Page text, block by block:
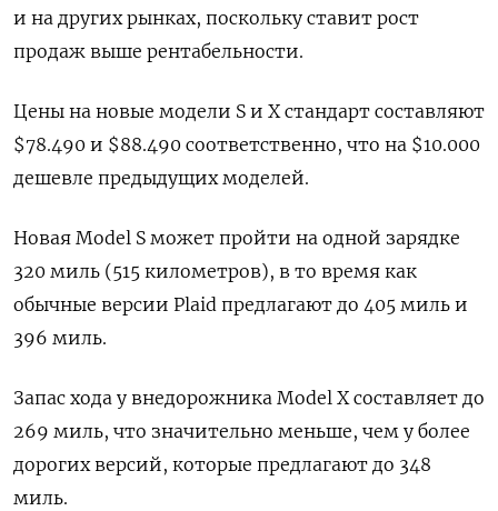
и на других рынках, поскольку ставит рост
продаж выше рентабельности.
Цены на новые модели S и X стандарт составляют
$78.490 и $88.490 соответственно, что на $10.000
дешевле предыдущих моделей.
Новая Model S может пройти на одной зарядке
320 миль (515 километров), в то время как
обычные версии Plaid предлагают до 405 миль и
396 миль.
Запас хода у внедорожника Model X составляет до
269 миль, что значительно меньше, чем у более
дорогих версий, которые предлагают до 348
миль.